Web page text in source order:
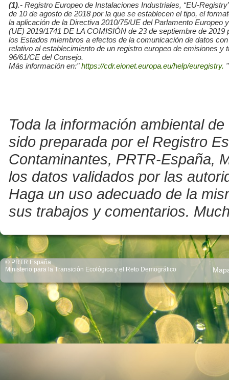
(1).- Registro Europeo de Instalaciones Industriales, “EU-
de 10 de agosto de 2018 por la que se establecen el tipo, el
la aplicación de la Directiva 2010/75/UE del Parlamento
(UE) 2019/1741 DE LA COMISIÓN de 23 de septiembre de
los Estados miembros a efectos de la comunicación de datos
relativo al establecimiento de un registro europeo de emisiones
96/61/CE del Consejo.
Más información en:"https://cdr.eionet.europa.eu/help/euregistry. "
Toda la información ambiental
sido preparada por el Registro
Contaminantes, PRTR-España,
los datos validados por las
Haga un uso adecuado de la
sus trabajos y comentarios.
© PRTR España
Ministerio para la Transición Ecológica y el Reto Demográfico